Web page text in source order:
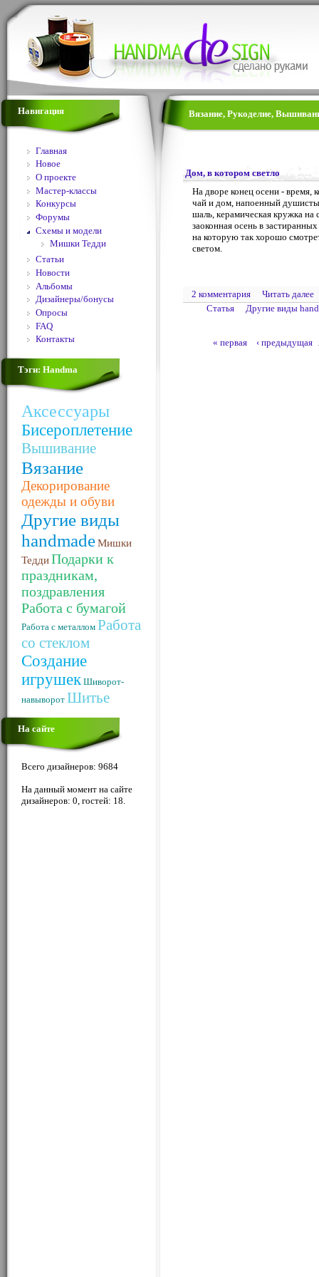
Навигация
Главная
Новое
О проекте
Мастер-классы
Конкурсы
Форумы
Схемы и модели
Мишки Тедди
Статьи
Новости
Альбомы
Дизайнеры/бонусы
Опросы
FAQ
Контакты
Тэги: Handma
Аксессуары
Бисероплетение
Вышивание
Вязание
Декорирование
одежды и обуви
Другие виды
handmadeМишки
ТеддиПодарки к
праздникам,
поздравления
Работа с бумагой
Работа с металлом Работа
со стеклом
Создание
игрушек Шиворот-
навыворот Шитье
На сайте
Всего дизайнеров: 9684
На данный момент на сайте
дизайнеров: 0, гостей: 18.
Вязание, Рукоделие,
Дом, в котором светло
На дворе конец осени - время,
чай и дом, напоенный
шаль, керамическая кружка на
заоконная осень в
на которую так хорошо
светом.
2 комментария
Читать далее
Статья
Другие виды
« первая ‹ предыдущая